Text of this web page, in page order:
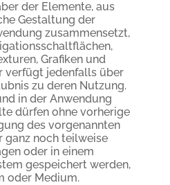
der Elemente, aus
Gestaltung der
zusammensetzt,
Grafiken und
verfügt jedenfalls über
zu deren Nutzung.
in der Anwendung
dürfen ohne vorherige
des vorgenannten
ganz noch teilweise
oder in einem
gespeichert werden,
oder Medium.